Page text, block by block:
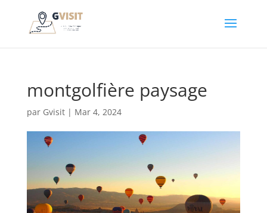
montgolfière paysage
par Gvisit| Mar 4, 2024